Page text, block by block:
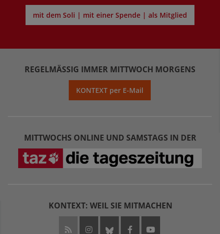
mit dem Soli | mit einer Spende | als Mitglied
REGELMÄSSIG IMMER MITTWOCH MORGENS
KONTEXT per E-Mail
MITTWOCHS ONLINE UND SAMSTAGS IN DER
KONTEXT: WEIL SIE MITMACHEN